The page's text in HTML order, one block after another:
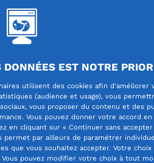
– 197 actions déployées
jours après l’invasion
de France lançait un
les populations
EST NOTRE
utilisent des cookies afin d'améliorer
(audience et usage), vous
vous proposer du contenu et des
Vous pouvez donner votre accord
en cliquant sur « Continuer sans accepter
permet par ailleurs de paramétrer
que vous souhaitez accepter. Votre choix
pouvez modifier votre choix à tout